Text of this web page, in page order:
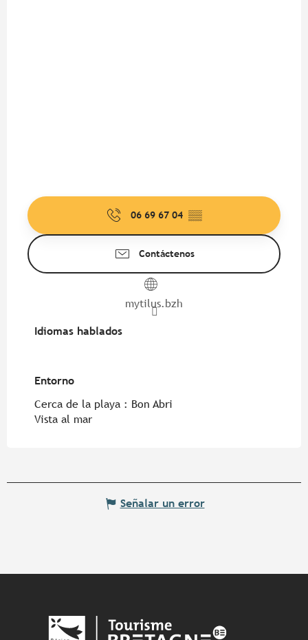
06 69 67 04 ▒▒
Contáctenos
mytilus.bzh
Idiomas hablados
Idiomas hablados
Entorno
Entorno
Cerca de la playa : Bon Abri
Vista al mar
Señalar un error